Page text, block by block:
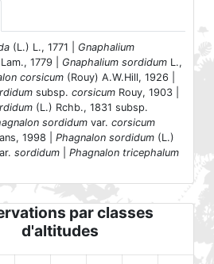
(L.) L., 1771 | Gnaphalium
Lam., 1779 | Gnaphalium sordidum L.,
corsicum (Rouy) A.W.Hill, 1926 |
subsp. corsicum Rouy, 1903 |
(L.) Rchb., 1831 subsp.
sordidum var. corsicum
1998 | Phagnalon sordidum (L.)
sordidum
Phagnalon tricephalum
par classes
d'altitudes